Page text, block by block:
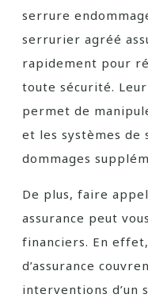
serrure
serrurier agréé
rapidement pour
toute sécurité.
permet de
et les systèmes de
dommages
De plus, faire
assurance peut
financiers. En
d’assurance
interventions d’un